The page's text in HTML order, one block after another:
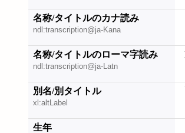
名称/タイトルのカナ読み
ndl:transcription@ja-Kana
名称/タイトルのローマ字読み
ndl:transcription@ja-Latn
別名/別タイトル
xl:altLabel
生年